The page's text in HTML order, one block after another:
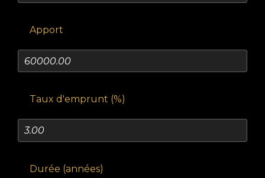
Apport
Taux d'emprunt (%)
Durée (années)